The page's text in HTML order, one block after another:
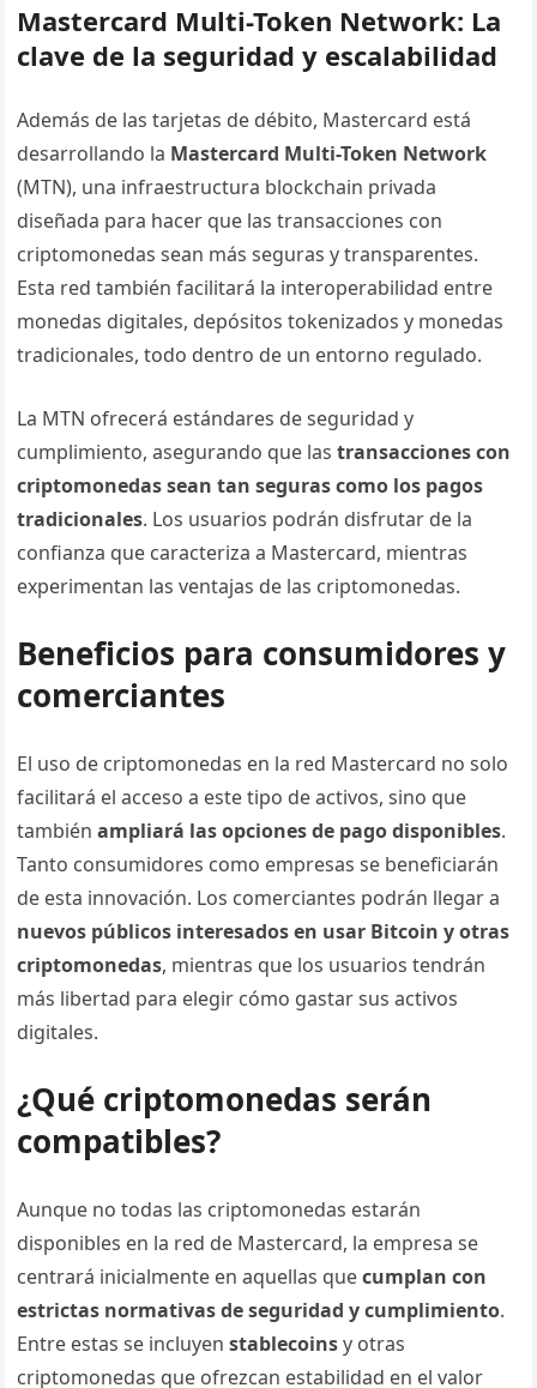
Mastercard Multi-Token Network: La
clave de la seguridad y escalabilidad
Además de las tarjetas de débito, Mastercard está
desarrollando la Mastercard Multi-Token Network
(MTN), una infraestructura blockchain privada
diseñada para hacer que las transacciones con
criptomonedas sean más seguras y transparentes.
Esta red también facilitará la interoperabilidad entre
monedas digitales, depósitos tokenizados y monedas
tradicionales, todo dentro de un entorno regulado.
La MTN ofrecerá estándares de seguridad y
cumplimiento, asegurando que lastransacciones con
criptomonedas sean tan seguras como los pagos
tradicionales. Los usuarios podrán disfrutar de la
confianza que caracteriza a Mastercard, mientras
experimentan las ventajas de las criptomonedas.
Beneficios para consumidores y
comerciantes
El uso de criptomonedas en la red Mastercard no solo
facilitará el acceso a este tipo de activos, sino que
tambiénampliará las opciones de pago disponibles.
Tanto consumidores como empresas se beneficiarán
de esta innovación. Los comerciantes podrán llegar a
nuevos públicos interesados en usar Bitcoin y otras
criptomonedas, mientras que los usuarios tendrán
más libertad para elegir cómo gastar sus activos
digitales.
¿Qué criptomonedas serán
compatibles?
Aunque no todas las criptomonedas estarán
disponibles en la red de Mastercard, la empresa se
centrará inicialmente en aquellas quecumplan con
estrictas normativas de seguridad y cumplimiento.
Entre estas se incluyenstablecoinsy otras
criptomonedas que ofrezcan estabilidad en el valor